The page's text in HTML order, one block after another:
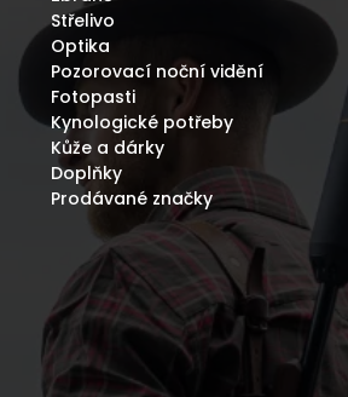
Střelivo
Optika
Pozorovací noční vidění
Fotopasti
Kynologické potřeby
Kůže a dárky
Doplňky
Prodávané značky